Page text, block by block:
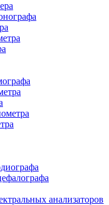
анализаторов